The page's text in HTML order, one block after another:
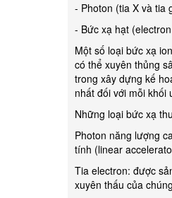
- Photon (tia X và tia
- Bức xạ hạt
Một số loại bức xạ
có thể xuyên thủng
trong xây dựng kế
nhất đối với mỗi khối
Những loại bức xạ
Photon năng lượng
tính (linear
Tia electron: được
xuyên thấu của